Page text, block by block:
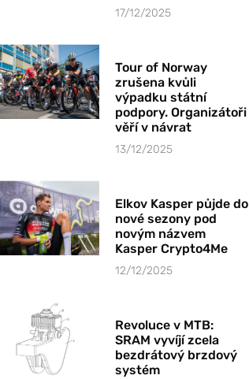
17/12/2025
Tour of Norway
zrušena kvůli
výpadku státní
podpory. Organizátoři
věří v návrat
13/12/2025
Elkov Kasper půjde do
nové sezony pod
novým názvem
Kasper Crypto4Me
12/12/2025
Revoluce v MTB:
SRAM vyvíjí zcela
bezdrátový brzdový
systém